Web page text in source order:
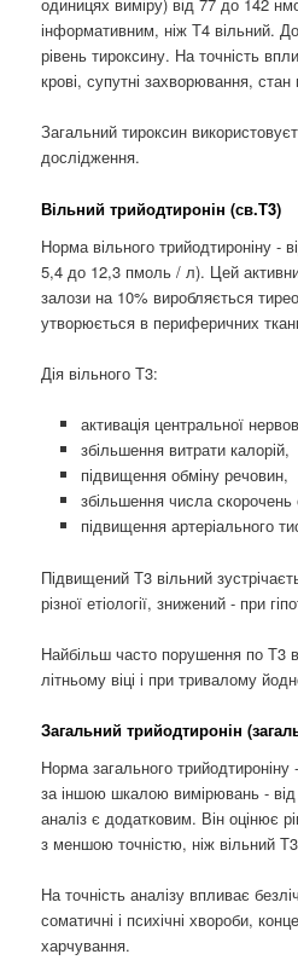
одиницях виміру) від 77 до 142
інформативним, ніж Т4 вільний.
рівень тироксину. На точність
крові, супутні захворювання, стан
Загальний тироксин
дослідження.
Вільний трийодтиронін (св.Т3)
Норма вільного трийодтироніну -
5,4 до 12,3 пмоль / л). Цей
залози на 10% виробляється
утворюється в периферичних
Дія вільного Т3:
активація центральної
збільшення витрати калорій,
підвищення обміну речовин,
збільшення числа
підвищення артеріального
Підвищений Т3 вільний
різної етіології, знижений - при
Найбільш часто порушення по Т3
літньому віці і при тривалому
Загальний трийодтиронін
Норма загального
за іншою шкалою вимірювань -
аналіз є додатковим. Він оцінює
з меншою точністю, ніж вільний
На точність аналізу впливає
соматичні і психічні хвороби,
харчування.